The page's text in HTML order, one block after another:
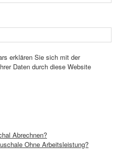
erklären Sie sich mit der
Daten durch diese Website
Abrechnen?
Ohne Arbeitsleistung?